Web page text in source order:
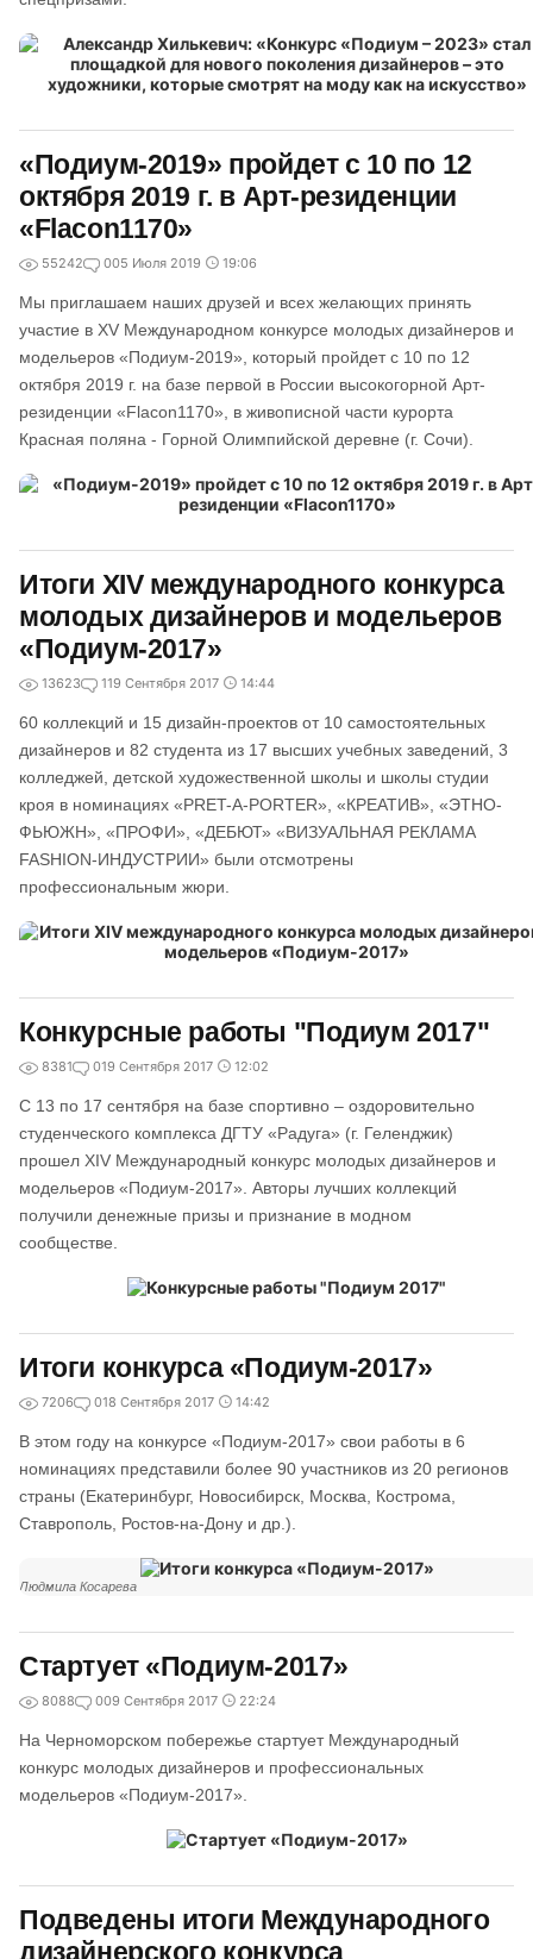
«Подиум-2019» пройдет с 10 по 12
октября 2019 г. в Арт-резиденции
«Flacon1170»
55242 005 Июля 2019 19:06
Мы приглашаем наших друзей и всех желающих принять
участие в XV Международном конкурсе молодых дизайнеров и
модельеров «Подиум-2019», который пройдет с 10 по 12
октября 2019 г. на базе первой в России высокогорной Арт-
резиденции «Flacon1170», в живописной части курорта
Красная поляна - Горной Олимпийской деревне (г. Сочи).
Итоги XIV международного конкурса
молодых дизайнеров и модельеров
«Подиум-2017»
13623 119 Сентября 2017 14:44
60 коллекций и 15 дизайн-проектов от 10 самостоятельных
дизайнеров и 82 студента из 17 высших учебных заведений, 3
колледжей, детской художественной школы и школы студии
кроя в номинациях «PRET-A-PORTER», «КРЕАТИВ», «ЭТНО-
ФЬЮЖН», «ПРОФИ», «ДЕБЮТ» «ВИЗУАЛЬНАЯ РЕКЛАМА
FASHION-ИНДУСТРИИ» были отсмотрены
профессиональным жюри.
Конкурсные работы "Подиум 2017"
8381 019 Сентября 2017 12:02
С 13 по 17 сентября на базе спортивно – оздоровительно
студенческого комплекса ДГТУ «Радуга» (г. Геленджик)
прошел XIV Международный конкурс молодых дизайнеров и
модельеров «Подиум-2017». Авторы лучших коллекций
получили денежные призы и признание в модном
сообществе.
Итоги конкурса «Подиум-2017»
7206 018 Сентября 2017 14:42
В этом году на конкурсе «Подиум-2017» свои работы в 6
номинациях представили более 90 участников из 20 регионов
страны (Екатеринбург, Новосибирск, Москва, Кострома,
Ставрополь, Ростов-на-Дону и др.).
Людмила Косарева
Стартует «Подиум-2017»
8088 009 Сентября 2017 22:24
На Черноморском побережье стартует Международный
конкурс молодых дизайнеров и профессиональных
модельеров «Подиум-2017».
Подведены итоги Международного
дизайнерского конкурса